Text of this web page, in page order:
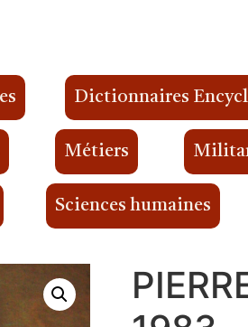
Dictionnaires
Métiers
Sciences humaines